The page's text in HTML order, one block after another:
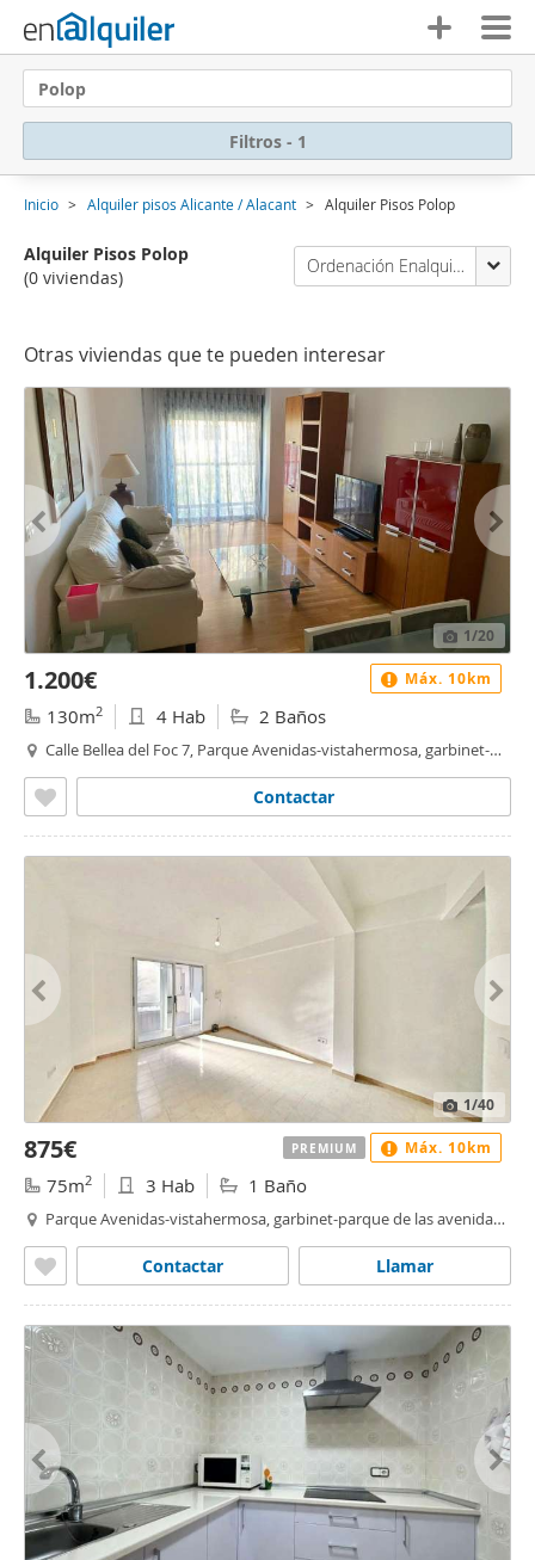
Polop
Filtros - 1
Inicio Alquiler pisos Alicante / Alacant Alquiler Pisos Polop
Alquiler Pisos Polop
(0 viviendas)
Ordenación Enalquiler
Otras viviendas que te pueden interesar
1/20
1.200€
130m2 4 Hab 2 Baños
Calle Bellea del Foc 7, Parque Avenidas-vistahermosa, garbinet-
Contactar
Máx. 10km
1/40
875€
75m2 3 Hab 1 Baño
Parque Avenidas-vistahermosa, garbinet-parque de las avenidas,
Llamar
Contactar
PREMIUM Máx. 10km